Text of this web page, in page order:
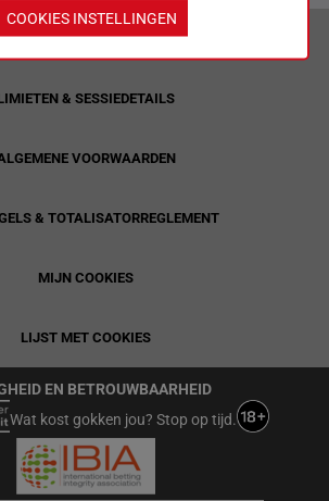
WEDDEN & PRIVACYVERKLARING
& SESSIEDETAILS
VOORWAARDEN
& TOTALISATORREGLEMENT
MIJN COOKIES
LIJST MET COOKIES
EN BETROUWBAARHEID
Wat kost gokken jou? Stop op tijd.
COOKIES INSTELLINGEN